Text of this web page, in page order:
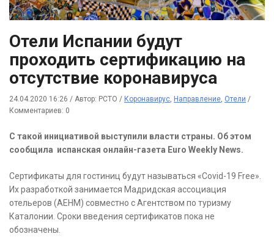
Отели Испании будут
проходить сертификацию на
отсутствие коронавируса
24.04.2020 16:26 / Автор: РСТО / Коронавирус, Направление, Отели /
Комментариев: 0
С такой инициативой выступили власти страны. Об этом
сообщила испанская онлайн-газета Euro Weekly News.
Сертификаты для гостиниц будут называться «Covid-19 Free».
Их разработкой занимается Мадридская ассоциация
отельеров (AEHM) совместно с Агентством по туризму
Каталонии. Сроки введения сертификатов пока не
обозначены.